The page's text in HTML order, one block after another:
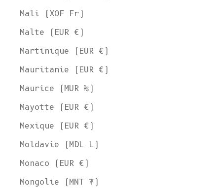
Mali (XOF Fr)
Malte (EUR €)
Martinique (EUR €)
Mauritanie (EUR €)
Maurice (MUR ₨)
Mayotte (EUR €)
Mexique (EUR €)
Moldavie (MDL L)
Monaco (EUR €)
Mongolie (MNT ₮)